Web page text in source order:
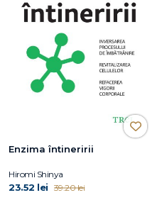
Enzima întineririi
Hiromi Shinya
23.52 lei 39.20 lei